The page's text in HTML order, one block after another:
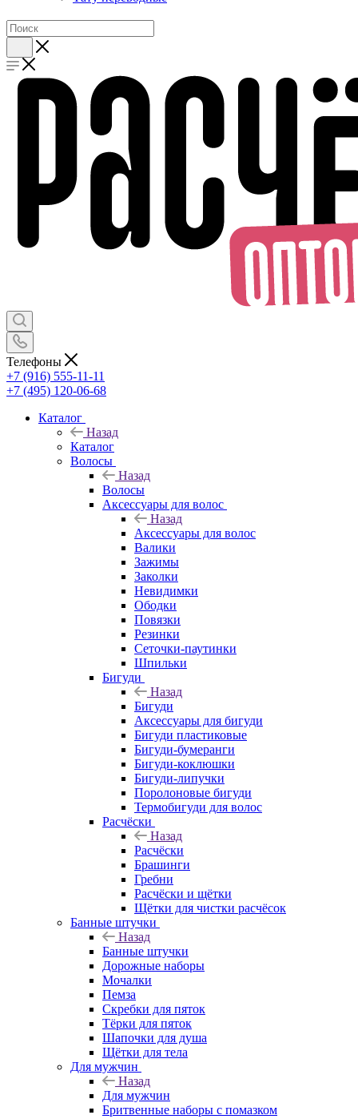
Телефоны
+7 (916) 555-11-11
+7 (495) 120-06-68
Каталог
Назад
Каталог
Волосы
Назад
Волосы
Аксессуары для волос
Назад
Аксессуары для волос
Валики
Зажимы
Заколки
Невидимки
Ободки
Повязки
Резинки
Сеточки-паутинки
Шпильки
Бигуди
Назад
Бигуди
Аксессуары для бигуди
Бигуди пластиковые
Бигуди-бумеранги
Бигуди-коклюшки
Бигуди-липучки
Поролоновые бигуди
Термобигуди для волос
Расчёски
Назад
Расчёски
Брашинги
Гребни
Расчёски и щётки
Щётки для чистки расчёсок
Банные штучки
Назад
Банные штучки
Дорожные наборы
Мочалки
Пемза
Скребки для пяток
Тёрки для пяток
Шапочки для душа
Щётки для тела
Для мужчин
Назад
Для мужчин
Бритвенные наборы с помазком